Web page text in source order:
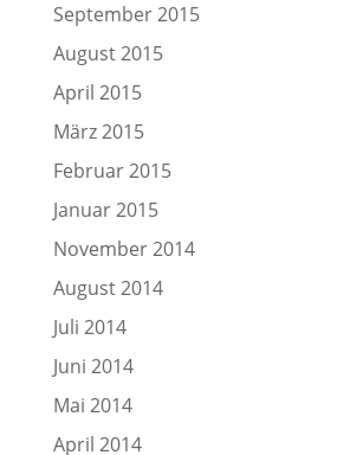
September 2015
August 2015
April 2015
März 2015
Februar 2015
Januar 2015
November 2014
August 2014
Juli 2014
Juni 2014
Mai 2014
April 2014